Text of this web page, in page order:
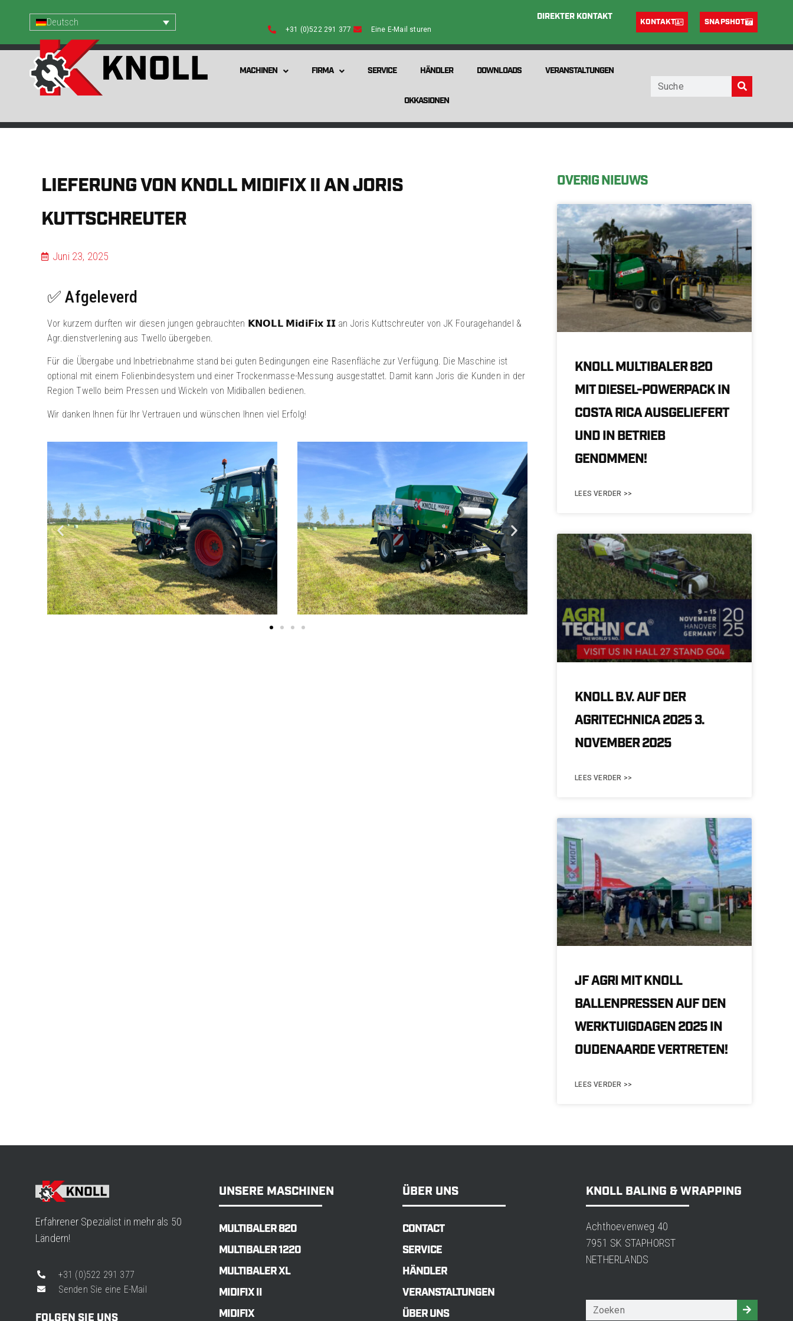
Deutsch
DIREKTER KONTAKT
+31 (0)522 291 377 Eine E-Mail sturen
KONTAKT SNAPSHOT
MACHINEN FIRMA SERVICE HÄNDLER DOWNLOADS VERANSTALTUNGEN
OKKASIONEN
LIEFERUNG VON KNOLL MIDIFIX II AN JORIS
KUTTSCHREUTER
Juni 23, 2025
✅ Afgeleverd
Vor kurzem durften wir diesen jungen gebrauchten 𝗞𝗡𝗢𝗟𝗟 𝗠𝗶𝗱𝗶𝗙𝗶𝘅 𝗜𝗜 an Joris Kuttschreuter von JK Fouragehandel &
Agr.dienstverlening aus Twello übergeben.
Für die Übergabe und Inbetriebnahme stand bei guten Bedingungen eine Rasenfläche zur Verfügung. Die Maschine ist
optional mit einem Folienbindesystem und einer Trockenmasse-Messung ausgestattet. Damit kann Joris die Kunden in der
Region Twello beim Pressen und Wickeln von Midiballen bedienen.
Wir danken Ihnen für Ihr Vertrauen und wünschen Ihnen viel Erfolg!
OVERIG NIEUWS
KNOLL MULTIBALER 820
MIT DIESEL-POWERPACK IN
COSTA RICA AUSGELIEFERT
UND IN BETRIEB
GENOMMEN!
LEES VERDER >>
KNOLL B.V. AUF DER
AGRITECHNICA 2025 3.
NOVEMBER 2025
LEES VERDER >>
JF AGRI MIT KNOLL
BALLENPRESSEN AUF DEN
WERKTUIGDAGEN 2025 IN
OUDENAARDE VERTRETEN!
LEES VERDER >>
Erfahrener Spezialist in mehr als 50
Ländern!
+31 (0)522 291 377
Senden Sie eine E-Mail
FOLGEN SIE UNS
UNSERE MASCHINEN
MULTIBALER 820
MULTIBALER 1220
MULTIBALER XL
MIDIFIX II
MIDIFIX
ÜBER UNS
CONTACT
SERVICE
HÄNDLER
VERANSTALTUNGEN
ÜBER UNS
KNOLL BALING & WRAPPING
Achthoevenweg 40
7951 SK STAPHORST
NETHERLANDS